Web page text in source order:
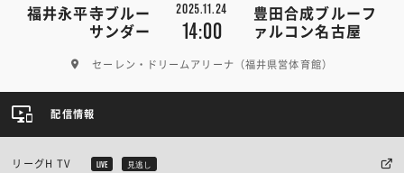
福井永平寺ブルー
サンダー
2025.11.24
14:00
豊田合成ブルーフ
ァルコン名古屋
セーレン・ドリームアリーナ（福井県営体育館）
配信情報
リーグH TV LIVE 見逃し